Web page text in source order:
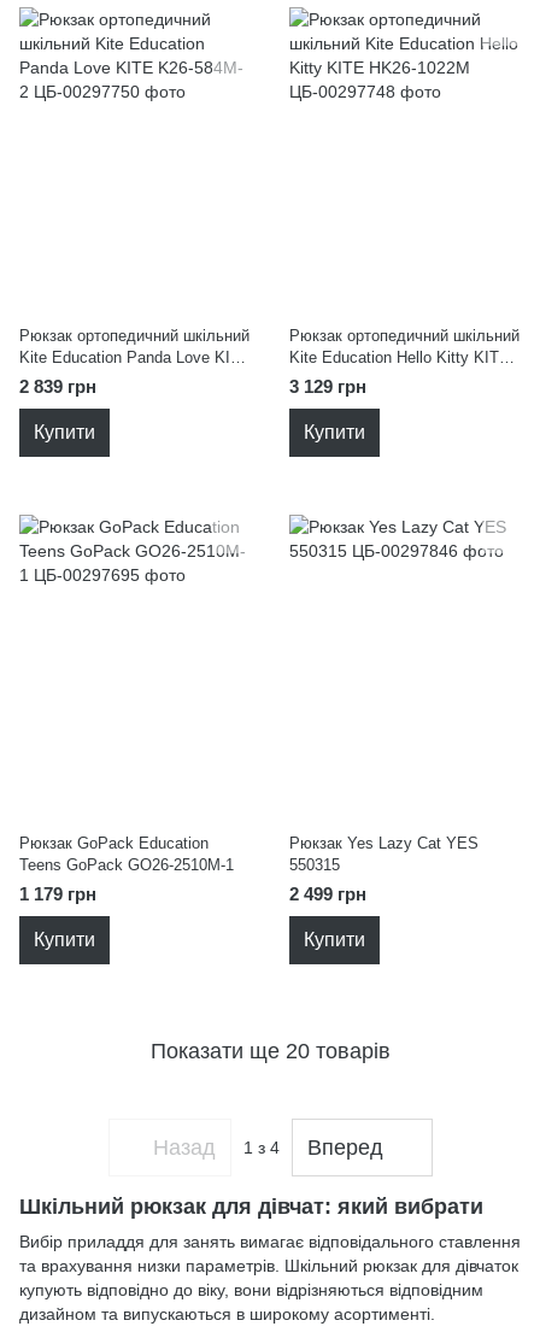
Рюкзак ортопедичний шкільний
Kite Education Panda Love KITE
K26-584M-2
2 839 грн
Купити
Рюкзак ортопедичний шкільний
Kite Education Hello Kitty KITE
HK26-1022M
3 129 грн
Купити
Рюкзак GoPack Education
Teens GoPack GO26-2510M-1
1 179 грн
Купити
Рюкзак Yes Lazy Cat YES
550315
2 499 грн
Купити
Показати ще 20 товарів
Назад 1 з 4 Вперед
Шкільний рюкзак для дівчат: який вибрати
Вибір приладдя для занять вимагає відповідального ставлення
та врахування низки параметрів. Шкільний рюкзак для дівчаток
купують відповідно до віку, вони відрізняються відповідним
дизайном та випускаються в широкому асортименті.